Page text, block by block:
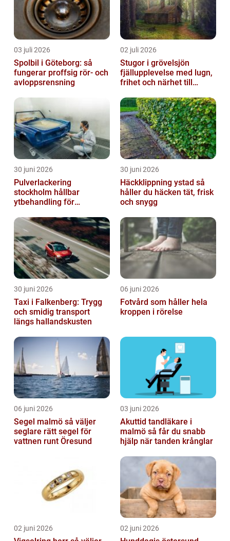
03 juli 2026
Spolbil i Göteborg: så
fungerar proffsig rör- och
avloppsrensning
02 juli 2026
Stugor i grövelsjön
fjällupplevelse med lugn,
frihet och närhet till
30 juni 2026
Pulverlackering
stockholm hållbar
ytbehandling för
30 juni 2026
Häckklippning ystad så
håller du häcken tät, frisk
och snygg
30 juni 2026
Taxi i Falkenberg: Trygg
och smidig transport
längs hallandskusten
06 juni 2026
Fotvård som håller hela
kroppen i rörelse
06 juni 2026
Segel malmö så väljer
seglare rätt segel för
vattnen runt Öresund
03 juni 2026
Akuttid tandläkare i
malmö så får du snabb
hjälp när tanden krånglar
02 juni 2026 02 juni 2026